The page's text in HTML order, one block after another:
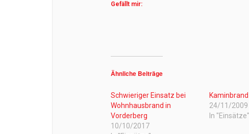
Gefällt mir:
Ähnliche Beiträge
Schwieriger Einsatz bei
Wohnhausbrand in
Vorderberg
10/10/2017
24/11/2009
In "Einsätze"